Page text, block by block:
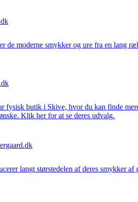
de moderne smykker og ure fra en lang
fysisk butik i Skive, hvor du kan finde
Klik her for at se deres udvalg.
langt størstedelen af deres smykker